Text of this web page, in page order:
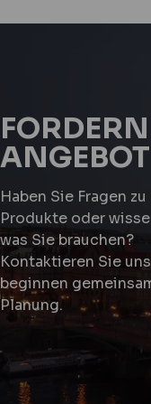
Haben Sie Fragen
Produkte oder
was Sie brauchen?
Kontaktieren Sie
beginnen
Planung.